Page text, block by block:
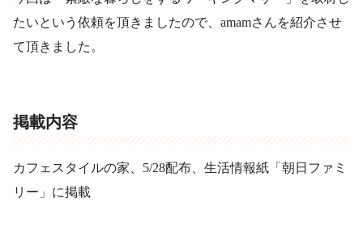
たいという依頼を頂きましたので、amamさんを紹介させ
て頂きました。
掲載内容
カフェスタイルの家、5/28配布、生活情報紙「朝日ファミ
リー」に掲載